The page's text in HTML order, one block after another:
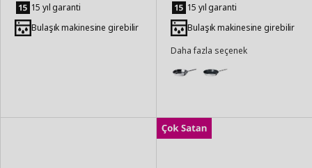
15 yıl garanti
Bulaşık makinesine girebilir
15 yıl garanti
Bulaşık makinesine girebilir
Daha fazla seçenek